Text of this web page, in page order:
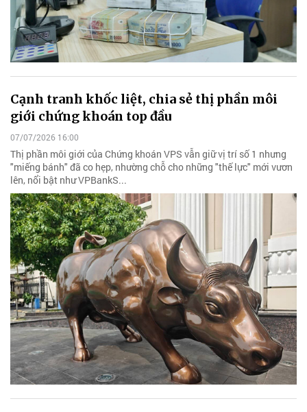
Cạnh tranh khốc liệt, chia sẻ thị phần môi
giới chứng khoán top đầu
07/07/2026 16:00
Thị phần môi giới của Chứng khoán VPS vẫn giữ vị trí số 1 nhưng
"miếng bánh" đã co hẹp, nhường chỗ cho những "thế lực" mới vươn
lên, nổi bật như VPBankS...